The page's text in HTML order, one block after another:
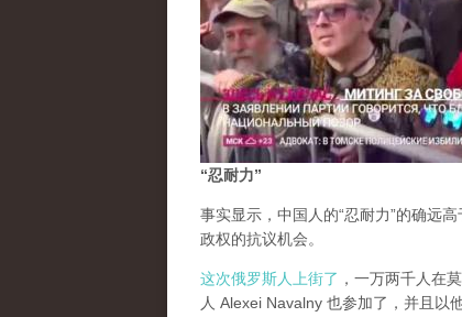
“忍耐力”
事实显示，中国人的“忍耐力”的确远
政权的抗议机会。
这次俄罗斯人上街了 ，一万两千人在
人 Alexei Navalny 也参加了，并且以